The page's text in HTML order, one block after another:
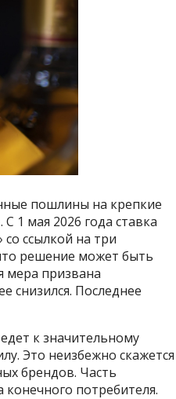
пошлины на крепкие
1 мая 2026 года ставка
ссылкой на три
решение может быть
мера призвана
снизился. Последнее
к значительному
Это неизбежно скажется
брендов. Часть
потребителя.